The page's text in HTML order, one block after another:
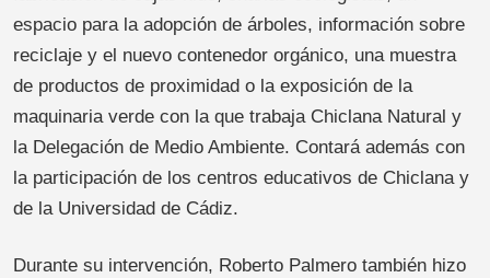
espacio para la adopción de árboles, información sobre
reciclaje y el nuevo contenedor orgánico, una muestra
de productos de proximidad o la exposición de la
maquinaria verde con la que trabaja Chiclana Natural y
la Delegación de Medio Ambiente. Contará además con
la participación de los centros educativos de Chiclana y
de la Universidad de Cádiz.
Durante su intervención, Roberto Palmero también hizo